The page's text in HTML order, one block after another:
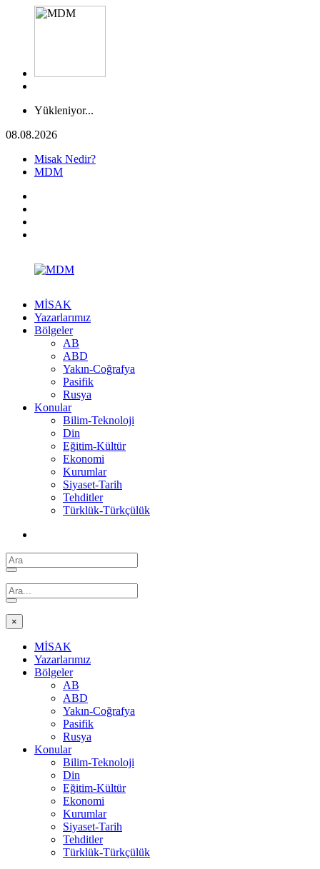
Yükleniyor...
08.08.2026
Misak Nedir?
MDM
MİSAK
Yazarlarımız
Bölgeler
AB
ABD
Yakın-Coğrafya
Pasifik
Rusya
Konular
Bilim-Teknoloji
Din
Eğitim-Kültür
Ekonomi
Kurumlar
Siyaset-Tarih
Tehditler
Türklük-Türkçülük
×
MİSAK
Yazarlarımız
Bölgeler
AB
ABD
Yakın-Coğrafya
Pasifik
Rusya
Konular
Bilim-Teknoloji
Din
Eğitim-Kültür
Ekonomi
Kurumlar
Siyaset-Tarih
Tehditler
Türklük-Türkçülük